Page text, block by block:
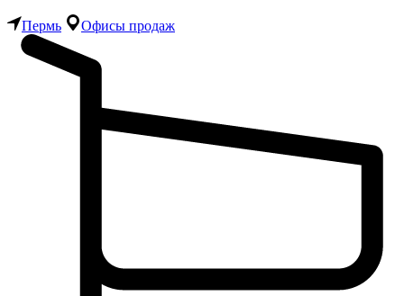
Пермь Офисы продаж